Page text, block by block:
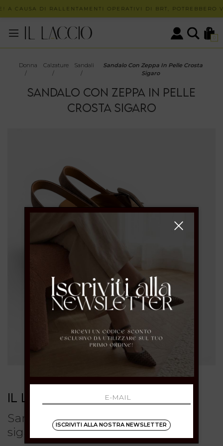
A CAUSA DI RALLENTAMENTI OPERATIVI DI BRT, POTREBBERO
0
Donna
/
Calzature
/
Sandali
/
Sandalo Con Zeppa In Pelle Crosta
Sigaro
SANDALO CON ZEPPA IN PELLE
CROSTA SIGARO
IL LACCIO
Sandalo con Zeppa in pelle crosta
sigaro
ISCRIVITI ALLA NOSTRA NEWSLETTER